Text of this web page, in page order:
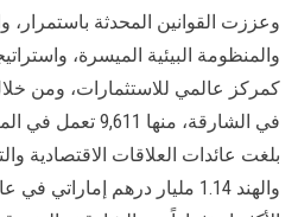
وعززت القوانين المحدثة باستمرار،
والمنظومة البيئية الميسرة،
في الشارقة، منها
بلغت عائدات العلاقات الاقتصادية